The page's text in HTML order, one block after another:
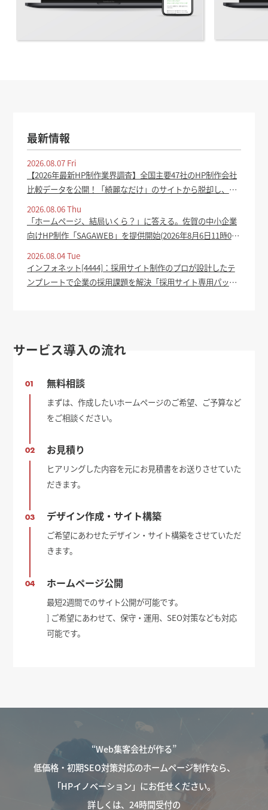
最新情報
2026.08.07 Fri
【2026年最新HP制作業界調査】全国主要47社のHP制作会社
比較データを公開！「綺麗なだけ」のサイトから脱却し、集
客成果を生むホームページの共通点を分析 - PR TIMES
2026.08.06 Thu
「ホームページ、結局いくら？」に答える。佐賀の中小企業
向けHP制作「SAGAWEB」を提供開始(2026年8月6日11時0
2026.08.04 Tue
インフォネット[4444]：採用サイト制作のプロが設計したテ
ンプレートで企業の採用課題を解決「採用サイト専用パッケ
サービス導入の流れ
01 無料相談
まずは、作成したいホームページのご希望、ご予算など
をご相談ください。
02 お見積り
ヒアリングした内容を元にお見積書をお送りさせていた
だきます。
03 デザイン作成・サイト構築
ご希望にあわせたデザイン・サイト構築をさせていただ
きます。
04 ホームページ公開
最短2週間でのサイト公開が可能です。
] ご希望にあわせて、保守・運用、SEO対策なども対応
可能です。
“Web集客会社が作る”
低価格・初期SEO対策対応のホームページ制作なら、
「HPイノベーション」にお任せください。
詳しくは、24時間受付の